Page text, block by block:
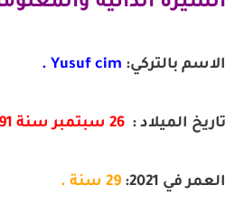
الاسم بالتركي: Yusuf cim .
تاريخ الميلاد :
العمر في 2021: 29 سنة .